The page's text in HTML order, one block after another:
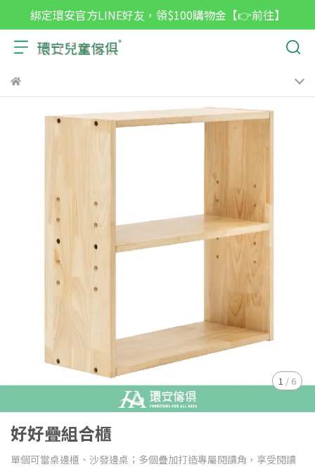
綁定環安官方LINE好友，領$100購物金【👉前往】
1 / 6
好好疊組合櫃
單個可當桌邊櫃、沙發邊桌；多個疊加打造專屬閱讀角，享受閱讀